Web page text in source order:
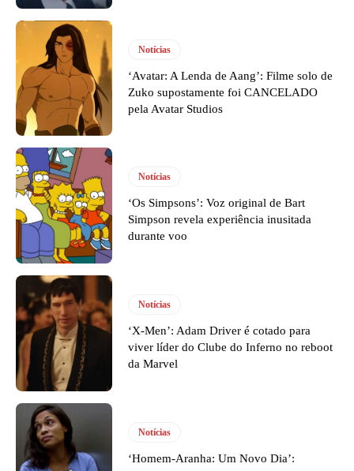
Notícias
‘Avatar: A Lenda de Aang’: Filme solo de
Zuko supostamente foi CANCELADO
pela Avatar Studios
Notícias
‘Os Simpsons’: Voz original de Bart
Simpson revela experiência inusitada
durante voo
Notícias
‘X-Men’: Adam Driver é cotado para
viver líder do Clube do Inferno no reboot
da Marvel
Notícias
‘Homem-Aranha: Um Novo Dia’: